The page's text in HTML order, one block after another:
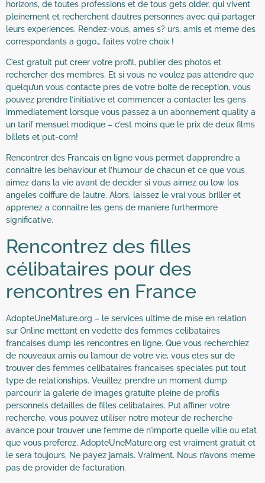
horizons, de toutes professions et de tous gets older, qui vivent
pleinement et recherchent d’autres personnes avec qui partager
leurs experiences. Rendez-vous, ames s? urs, amis et meme des
correspondants a gogo… faites votre choix !
C’est gratuit put creer votre profil, publier des photos et
rechercher des membres. Et si vous ne voulez pas attendre que
quelqu’un vous contacte pres de votre boite de reception, vous
pouvez prendre l’initiative et commencer a contacter les gens
immediatement lorsque vous passez a un abonnement quality a
un tarif mensuel modique – c’est moins que le prix de deux films
billets et put-corn!
Rencontrer des Francais en ligne vous permet d’apprendre a
connaitre les behaviour et l’humour de chacun et ce que vous
aimez dans la vie avant de decider si vous aimez ou low los
angeles coiffure de l’autre. Alors, laissez le vrai vous briller et
apprenez a connaitre les gens de maniere furthermore
significative.
Rencontrez des filles
célibataires pour des
rencontres en France
AdopteUneMature.org – le services ultime de mise en relation
sur Online mettant en vedette des femmes celibataires
francaises dump les rencontres en ligne. Que vous recherchiez
de nouveaux amis ou l’amour de votre vie, vous etes sur de
trouver des femmes celibataires francaises speciales put tout
type de relationships. Veuillez prendre un moment dump
parcourir la galerie de images gratuite pleine de profils
personnels detailles de filles celibataires. Put affiner votre
recherche, vous pouvez utiliser notre moteur de recherche
avance pour trouver une femme de n’importe quelle ville ou etat
que vous preferez. AdopteUneMature.org est vraiment gratuit et
le sera toujours. Ne payez jamais. Vraiment. Nous n’avons meme
pas de provider de facturation.